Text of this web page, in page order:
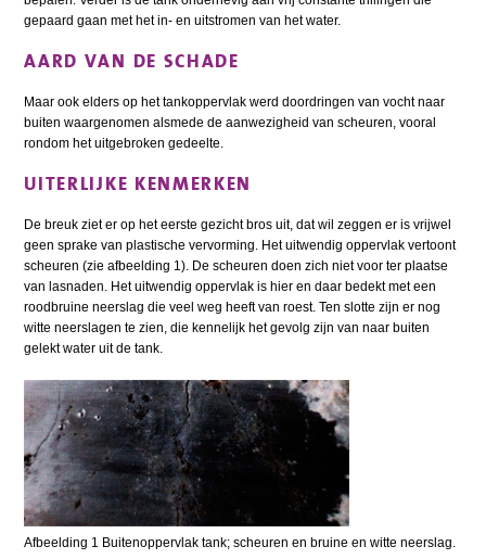
gepaard gaan met het in- en uitstromen van het water.
AARD VAN DE SCHADE
Maar ook elders op het tankoppervlak werd doordringen van vocht naar
buiten waargenomen alsmede de aanwezigheid van scheuren, vooral
rondom het uitgebroken gedeelte.
UITERLIJKE KENMERKEN
De breuk ziet er op het eerste gezicht bros uit, dat wil zeggen er is vrijwel
geen sprake van plastische vervorming. Het uitwendig oppervlak vertoont
scheuren (zie afbeelding 1). De scheuren doen zich niet voor ter plaatse
van lasnaden. Het uitwendig oppervlak is hier en daar bedekt met een
roodbruine neerslag die veel weg heeft van roest. Ten slotte zijn er nog
witte neerslagen te zien, die kennelijk het gevolg zijn van naar buiten
gelekt water uit de tank.
Afbeelding 1 Buitenoppervlak tank; scheuren en bruine en witte neerslag.